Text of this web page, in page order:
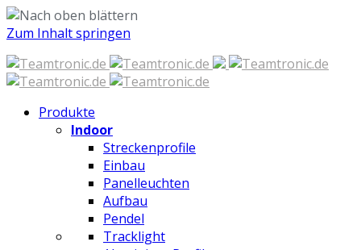
Zum Inhalt springen
Produkte
Indoor
Streckenprofile
Einbau
Panelleuchten
Aufbau
Pendel
Tracklight